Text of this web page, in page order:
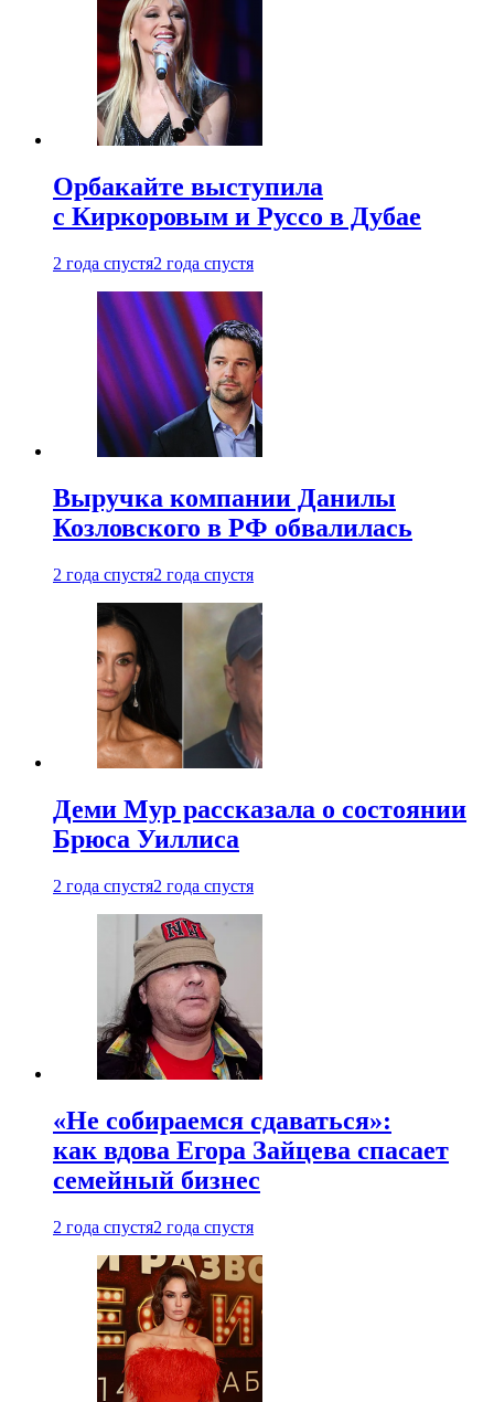
Орбакайте выступила
с Киркоровым и Руссо в Дубае
2 года спустя2 года спустя
Выручка компании Данилы
Козловского в РФ обвалилась
2 года спустя2 года спустя
Деми Мур рассказала о состоянии
Брюса Уиллиса
2 года спустя2 года спустя
«Не собираемся сдаваться»:
как вдова Егора Зайцева спасает
семейный бизнес
2 года спустя2 года спустя